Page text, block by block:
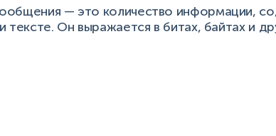
— это количество информации,
Он выражается в битах, байтах и